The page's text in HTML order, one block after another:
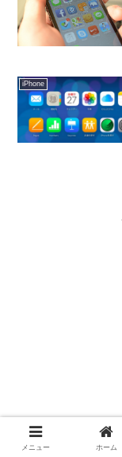
iPhone
メニュー ホーム